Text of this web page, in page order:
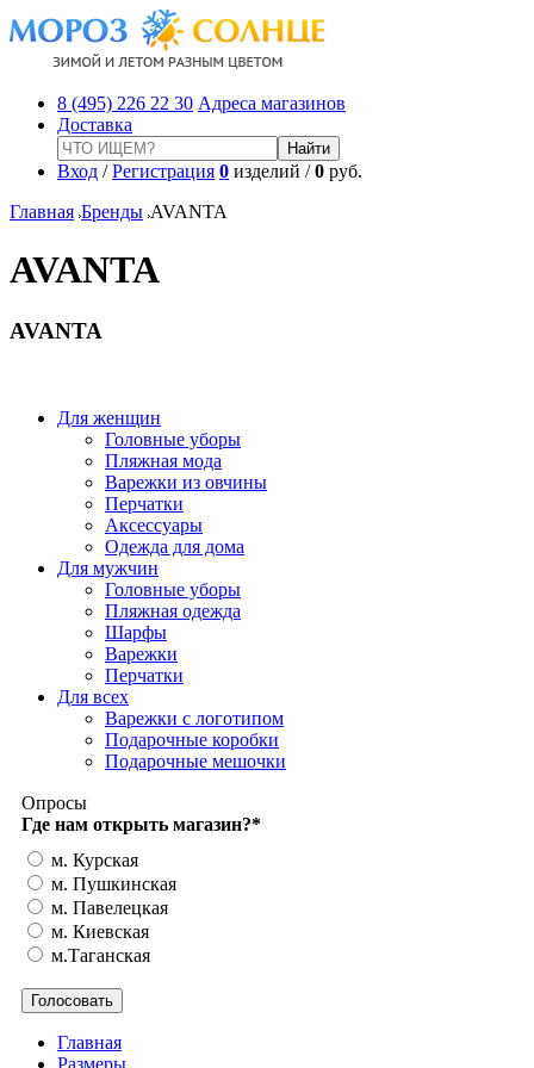
8 (495) 226 22 30 Адреса магазинов
Доставка
Вход /Регистрация 0 изделий /0 руб.
Главная Бренды AVANTA
AVANTA
AVANTA
Для женщин
Головные уборы
Пляжная мода
Варежки из овчины
Перчатки
Аксессуары
Одежда для дома
Для мужчин
Головные уборы
Пляжная одежда
Шарфы
Варежки
Перчатки
Для всех
Варежки с логотипом
Подарочные коробки
Подарочные мешочки
Опросы
Где нам открыть магазин?*
м. Курская
м. Пушкинская
м. Павелецкая
м. Киевская
м.Таганская
Главная
Размеры